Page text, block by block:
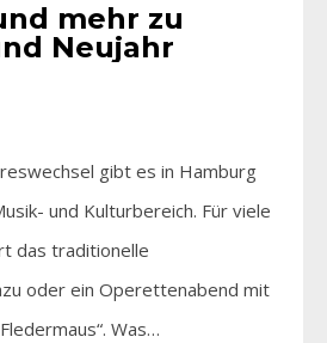
mehr zu
Neujahr
gibt es in Hamburg
und Kulturbereich. Für viele
das traditionelle
oder ein Operettenabend mit
Was…